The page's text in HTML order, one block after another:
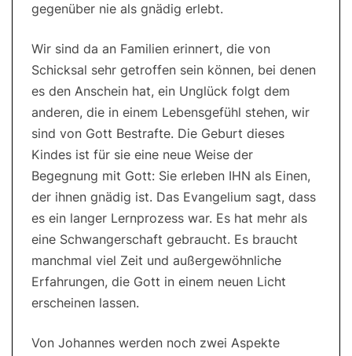
gegenüber nie als gnädig erlebt.
Wir sind da an Familien erinnert, die von
Schicksal sehr getroffen sein können, bei denen
es den Anschein hat, ein Unglück folgt dem
anderen, die in einem Lebensgefühl stehen, wir
sind von Gott Bestrafte. Die Geburt dieses
Kindes ist für sie eine neue Weise der
Begegnung mit Gott: Sie erleben IHN als Einen,
der ihnen gnädig ist. Das Evangelium sagt, dass
es ein langer Lernprozess war. Es hat mehr als
eine Schwangerschaft gebraucht. Es braucht
manchmal viel Zeit und außergewöhnliche
Erfahrungen, die Gott in einem neuen Licht
erscheinen lassen.
Von Johannes werden noch zwei Aspekte